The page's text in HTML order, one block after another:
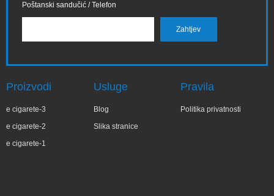
Poštanski sandučić / Telefon
Proizvodi
e cigarete-3
e cigarete-2
e cigarete-1
Usluge
Blog
Slika stranice
Pravila
Politika privatnosti